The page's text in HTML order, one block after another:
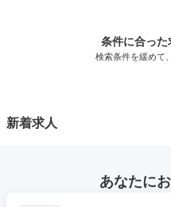
条件に合った
検索条件を緩めて
新着求人
あなたに